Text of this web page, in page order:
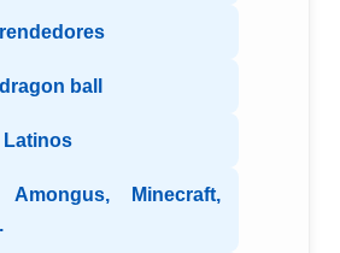
ball
Latinos
Amongus, Minecraft,